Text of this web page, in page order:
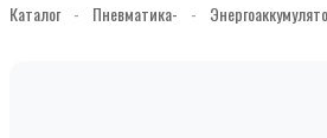
Каталог - Пневматика- -